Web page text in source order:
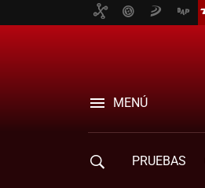
MENÚ
PRUEBAS